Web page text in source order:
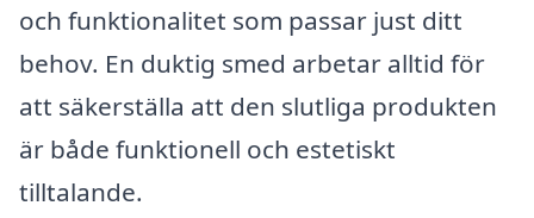
och funktionalitet som passar just ditt
behov. En duktig smed arbetar alltid för
att säkerställa att den slutliga produkten
är både funktionell och estetiskt
tilltalande.